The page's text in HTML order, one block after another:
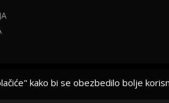
kako bi se obezbedilo bolje